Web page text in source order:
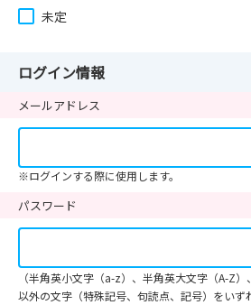
未定
ログイン情報
メールアドレス
※ログインする際に使用します。
パスワード
（半角英小文字（a-z）、半角英大文字（A-Z
以外の文字（特殊記号、句読点、記号）をいず